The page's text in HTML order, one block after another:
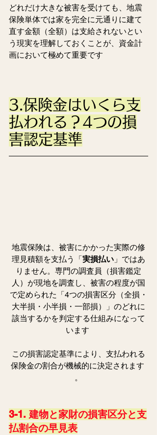
どれだけ大きな被害を受けても、地震
保険単体では家を完全に元通りに建て
直す金額（全額）は支給されないとい
う現実を理解しておくことが、資金計
画において極めて重要です
3.保険金はいくら支
払われる？4つの損
害認定基準
地震保険は、被害にかかった実際の修
理見積額を支払う「実損払い 」ではあ
りません。専門の調査員（損害鑑定
人）が現地を調査し、被害の程度が国
で定められた「4つの損害区分（全損・
大半損・小半損・一部損）」のどれに
該当するかを判定する仕組みになって
います
この損害認定基準により、支払われる
保険金の割合が機械的に決定されます
。
3-1. 建物と家財の損害区分と支
払割合の早見表